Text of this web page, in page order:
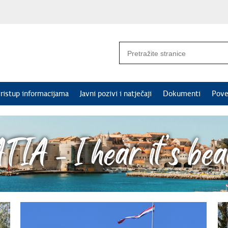
informacijama Javni pozivi i natječaji Dokumenti